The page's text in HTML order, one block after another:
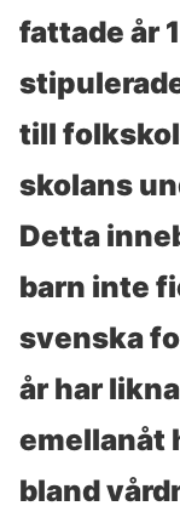
fattade år
till
skolans
Detta
barn inte
svenska
år har
emellanåt
bland